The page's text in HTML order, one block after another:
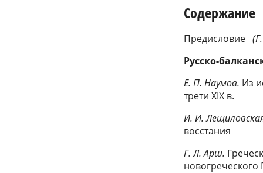
Содержание
Предисловие
Русско-
Е. П. Наумов. Из
трети XIX в.
И. И.
восстания
Г. Л. Арш.